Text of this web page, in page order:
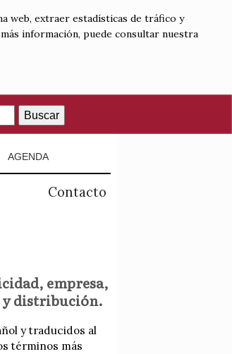
web, extraer estadísticas de tráfico y
información, puede consultar nuestra
Buscar
AGENDA
Contacto
empresa,
y distribución.
y traducidos al
términos más